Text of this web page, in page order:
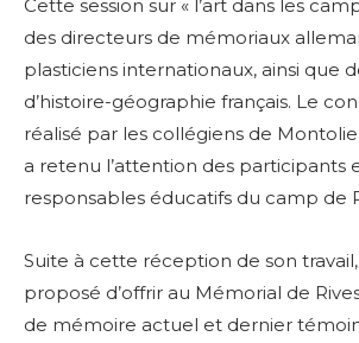
Cette session sur « l’art dans les
des directeurs de mémoriaux
plasticiens internationaux, ainsi que
d’histoire-géographie français. Le
réalisé par les collégiens de
a retenu l’attention des participants
responsables éducatifs du camp de
Suite à cette réception de son travail,
proposé d’offrir au Mémorial de
de mémoire actuel et dernier